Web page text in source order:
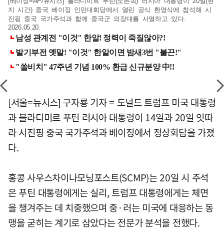
지 시간) 중국 베이징 인민대회당에서 열린 공식 환영식에 참석해 시
진핑 중국 국가주석과 함께 중국군 의장대를 사열하고 있다.
2026.05.20.
[서울=뉴시스] 구자룡 기자 = 도널드 트럼프 미국 대통령
과 블라디미르 푸틴 러시아 대통령이 14일과 20일 잇따
라 시진핑 중국 국가주석과 베이징에서 정상회담을 가졌
다.
홍콩 사우스차이나모닝포스트(SCMP)는 20일 시 주석
은 푸틴 대통령에게는 실리, 트럼프 대통령에게는 체면
을 챙겨주는 데 치중했으며 중·러는 미국에 대응하는 동
맹을 굳히는 계기로 삼았다는 전문가 분석을 전했다.